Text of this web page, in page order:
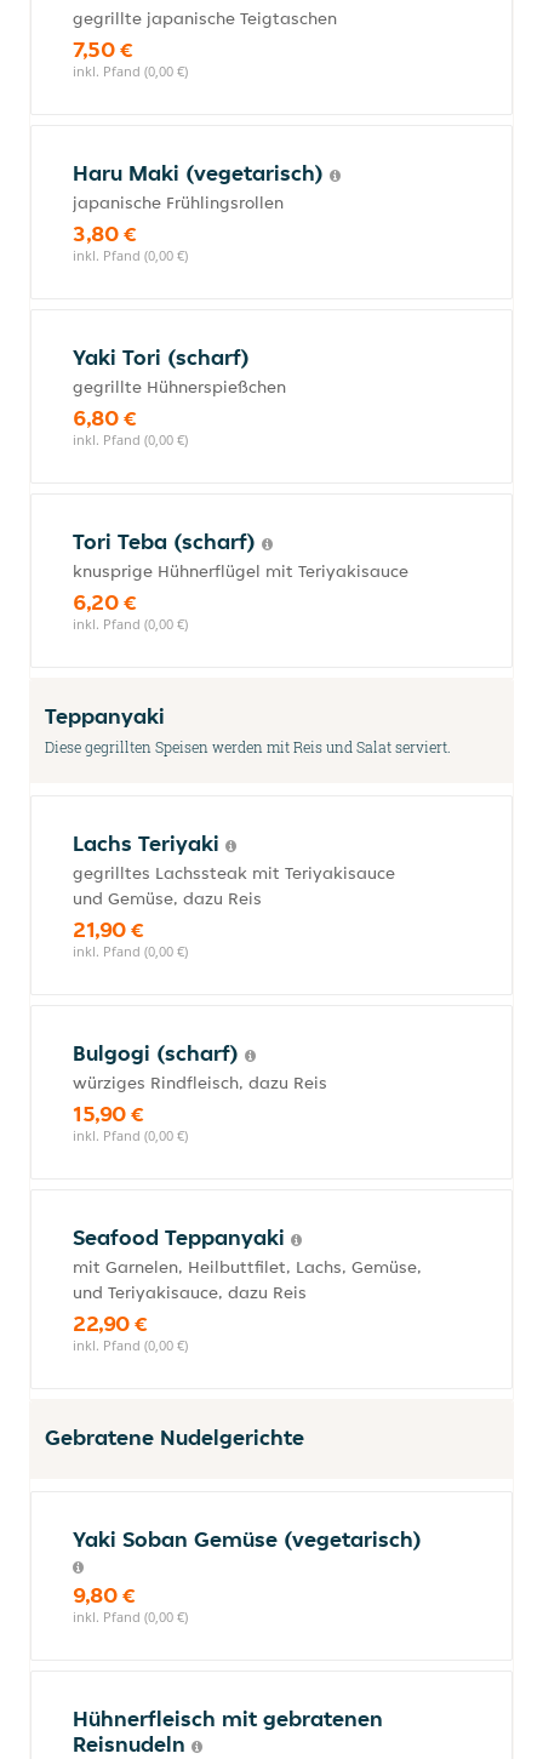
gegrillte japanische Teigtaschen
7,50 €
inkl. Pfand (0,00 €)
Haru Maki (vegetarisch)
japanische Frühlingsrollen
3,80 €
inkl. Pfand (0,00 €)
Yaki Tori (scharf)
gegrillte Hühnerspießchen
6,80 €
inkl. Pfand (0,00 €)
Tori Teba (scharf)
knusprige Hühnerflügel mit Teriyakisauce
6,20 €
inkl. Pfand (0,00 €)
Teppanyaki
Diese gegrillten Speisen werden mit Reis und Salat serviert.
Lachs Teriyaki
gegrilltes Lachssteak mit Teriyakisauce
und Gemüse, dazu Reis
21,90 €
inkl. Pfand (0,00 €)
Bulgogi (scharf)
würziges Rindfleisch, dazu Reis
15,90 €
inkl. Pfand (0,00 €)
Seafood Teppanyaki
mit Garnelen, Heilbuttfilet, Lachs, Gemüse,
und Teriyakisauce, dazu Reis
22,90 €
inkl. Pfand (0,00 €)
Gebratene Nudelgerichte
Yaki Soban Gemüse (vegetarisch)
9,80 €
inkl. Pfand (0,00 €)
Hühnerfleisch mit gebratenen
Reisnudeln